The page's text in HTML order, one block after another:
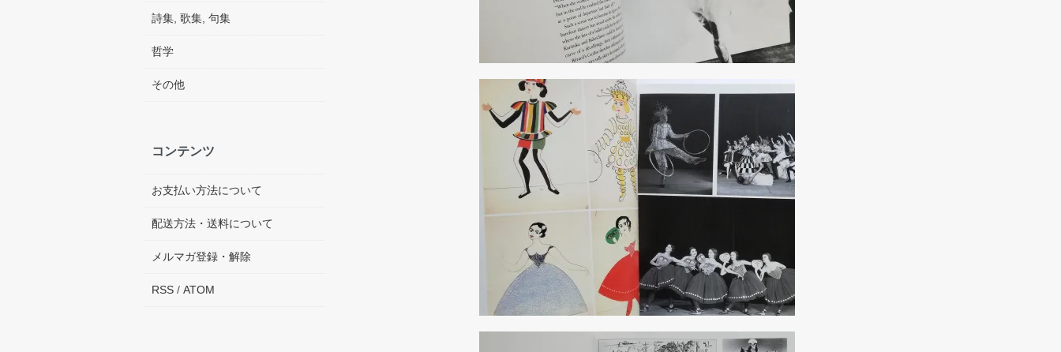
詩集, 歌集, 句集
哲学
その他
コンテンツ
お支払い方法について
配送方法・送料について
メルマガ登録・解除
RSS / ATOM